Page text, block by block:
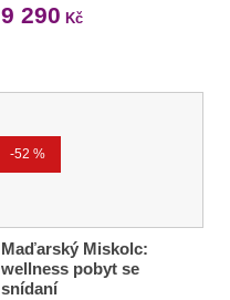
9 290 Kč
-52 %
Maďarský Miskolc:
wellness pobyt se
snídaní